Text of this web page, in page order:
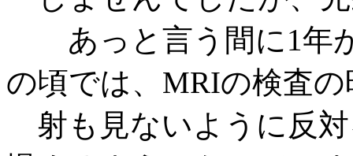
あっと言う間に1年
の頃では、MRIの検査
射も見ないように反